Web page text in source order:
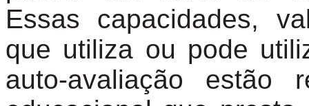
Essas capacidades,
que utiliza ou pode
auto-avaliação estão